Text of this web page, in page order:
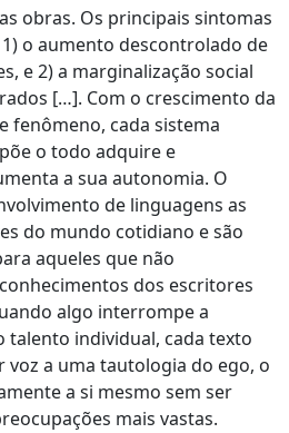
obras. Os principais sintomas
o aumento descontrolado de
e 2) a marginalização social
[…]. Com o crescimento da
fenômeno, cada sistema
o todo adquire e
a sua autonomia. O
de linguagens as
do mundo cotidiano e são
aqueles que não
dos escritores
algo interrompe a
talento individual, cada texto
voz a uma tautologia do ego, o
a si mesmo sem ser
mais vastas.